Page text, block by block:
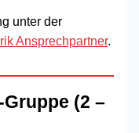
unter der
Ansprechpartner.
(2 –